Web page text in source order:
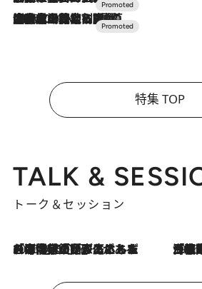
2026.7.10
NEW OPEN！【界 草津】名湯の地に誕生。趣の異なる2種の温泉と上州ならではの会席・蕎麦割烹など美食を味わう究極の癒やし旅
特集 TOP
TALK &
トーク＆セッション
2026.8.3
「今後値上げがあるとすれば…」「リスクがあるのは今年の冬」エネルギー専門家が語る、ホルムズ海峡封鎖が家庭にもたらす“ある心配” 「住宅建てられない…」「サーチャージ料の高値